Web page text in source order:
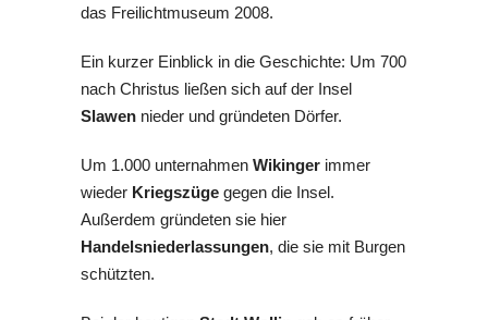
das Freilichtmuseum 2008.
Ein kurzer Einblick in die Geschichte: Um 700
nach Christus ließen sich auf der Insel
Slawen nieder und gründeten Dörfer.
Um 1.000 unternahmen Wikinger immer
wieder Kriegszüge gegen die Insel.
Außerdem gründeten sie hier
Handelsniederlassungen, die sie mit Burgen
schützten.